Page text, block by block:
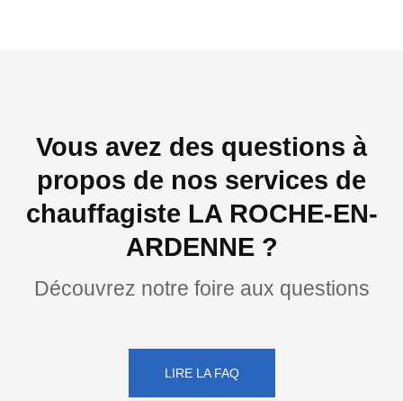
Vous avez des questions à
propos de nos services de
chauffagiste LA ROCHE-EN-
ARDENNE ?
Découvrez notre foire aux questions
LIRE LA FAQ